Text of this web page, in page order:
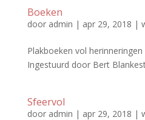
Boeken
door admin | apr 29, 2018 |
Plakboeken vol
Ingestuurd door Bert
Sfeervol
door admin | apr 29, 2018 |